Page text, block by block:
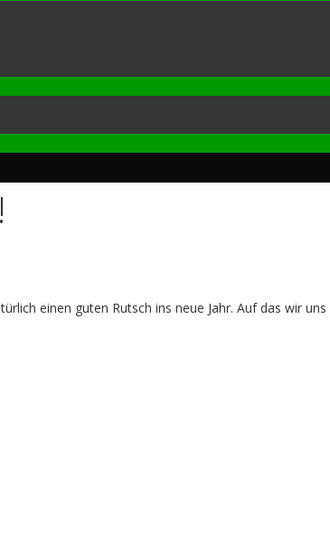
einen guten Rutsch ins neue Jahr. Auf das wir